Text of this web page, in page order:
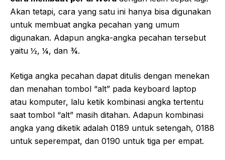
Akan tetapi, cara yang satu ini hanya bisa digunakan
untuk membuat angka pecahan yang umum
digunakan. Adapun angka-angka pecahan tersebut
yaitu ½, ¼, dan ¾.
Ketiga angka pecahan dapat ditulis dengan menekan
dan menahan tombol “alt” pada keyboard laptop
atau komputer, lalu ketik kombinasi angka tertentu
saat tombol “alt” masih ditahan. Adapun kombinasi
angka yang diketik adalah 0189 untuk setengah, 0188
untuk seperempat, dan 0190 untuk tiga per empat.